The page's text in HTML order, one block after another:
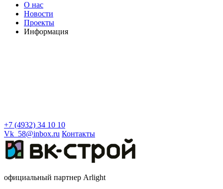
О нас
Новости
Проекты
Информация
+7 (4932) 34 10 10
Vk_58@inbox.ru Контакты
официальный партнер Arlight